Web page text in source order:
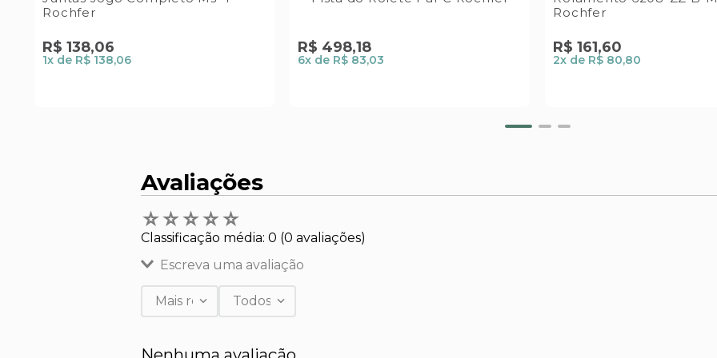
Rochfer
R$ 138,06
1x de R$ 138,06
R$ 498,18
6x de R$ 83,03
Rochfer
R$ 161,60
2x de R$ 80,80
Avaliações
☆☆☆☆☆
Classificação média: 0 (0 avaliações)
Escreva uma avaliação
Mais recentesTodos